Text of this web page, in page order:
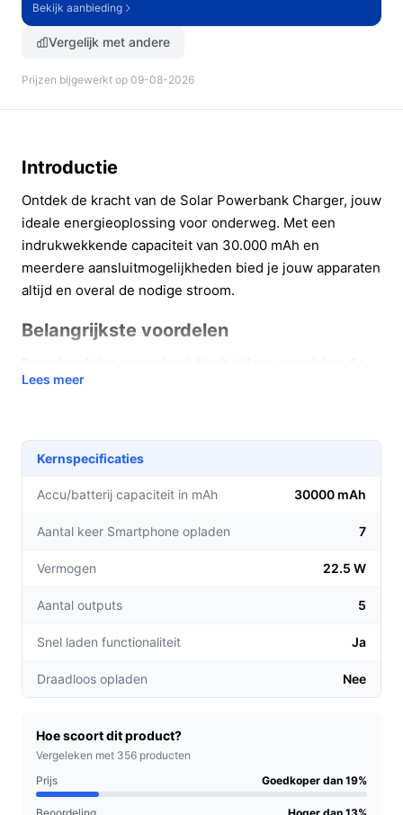
Bekijk aanbieding
Vergelijk met andere
Prijzen bijgewerkt op 09-08-2026
Introductie
Ontdek de kracht van de Solar Powerbank Charger, jouw
ideale energieoplossing voor onderweg. Met een
indrukwekkende capaciteit van 30.000 mAh en
meerdere aansluitmogelijkheden bied je jouw apparaten
altijd en overal de nodige stroom.
Belangrijkste voordelen
jou helpen om altijd verbonden te blijven, ongeacht
Grote capaciteit:Met 30.000 mAh kun je een
smartphone tot wel 7 keer opladen, perfect voor
lange reizen of avonturen.
geïntegreerde Lightning, USB-C en micro USB
ideaal voor verschillende apparaten.
Gelijktijdig opladen:
Laad tot 6 apparaten tegelijk
zonder moeite van stroom kunt voorzien.
Voor welke doelgroep?
en outdoorliefhebbers. Of je nu een dagje gaat
wandelen, kamperen of op reis bent, je kunt altijd
rekenen op een betrouwbare stroombron.
Lees meer
Kernspecificaties
Accu/batterij capaciteit in mAh 30000 mAh
Aantal keer Smartphone opladen 7
Vermogen 22.5 W
Aantal outputs 5
Snel laden functionaliteit Ja
Draadloos opladen Nee
Hoe scoort dit product?
Vergeleken met 356 producten
Prijs
Goedkoper dan 19%